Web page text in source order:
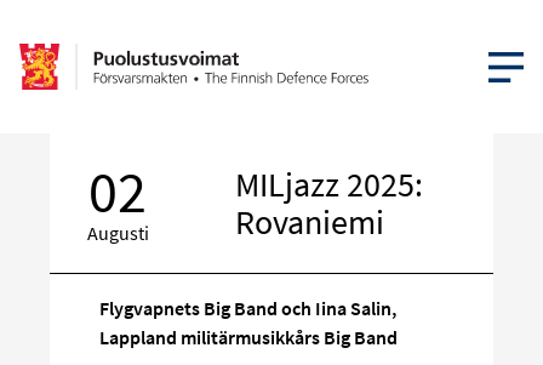
ÖPPNA
02
Augusti
MILjazz 2025:
Rovaniemi
Flygvapnets Big Band och Iina Salin,
Lappland militärmusikkårs Big Band